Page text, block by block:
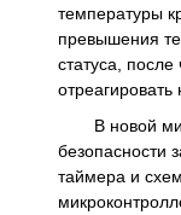
температуры
превышения
статуса,
В новой
безопасности
таймера и